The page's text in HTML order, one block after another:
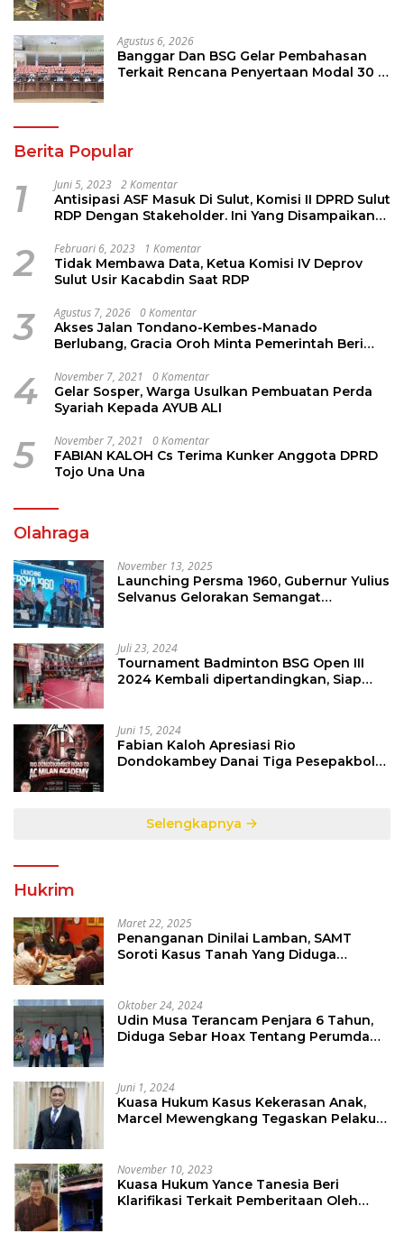
Agustus 6, 2026
Banggar Dan BSG Gelar Pembahasan
Terkait Rencana Penyertaan Modal 30 M
Berita Popular
1 Juni 5, 2023 2 Komentar
Antisipasi ASF Masuk Di Sulut, Komisi II DPRD Sulut
RDP Dengan Stakeholder. Ini Yang Disampaikan
2 Februari 6, 2023 1 Komentar
Tidak Membawa Data, Ketua Komisi IV Deprov
Sulut Usir Kacabdin Saat RDP
3 Agustus 7, 2026 0 Komentar
Akses Jalan Tondano-Kembes-Manado
Berlubang, Gracia Oroh Minta Pemerintah Beri
4 November 7, 2021 0 Komentar
Gelar Sosper, Warga Usulkan Pembuatan Perda
Syariah Kepada AYUB ALI
5 November 7, 2021 0 Komentar
FABIAN KALOH Cs Terima Kunker Anggota DPRD
Tojo Una Una
Olahraga
November 13, 2025
Launching Persma 1960, Gubernur Yulius
Selvanus Gelorakan Semangat
Juli 23, 2024
Tournament Badminton BSG Open III
2024 Kembali dipertandingkan, Siap
Juni 15, 2024
Fabian Kaloh Apresiasi Rio
Dondokambey Danai Tiga Pesepakbola
Selengkapnya
Hukrim
Maret 22, 2025
Penanganan Dinilai Lamban, SAMT
Soroti Kasus Tanah Yang Diduga
Oktober 24, 2024
Udin Musa Terancam Penjara 6 Tahun,
Diduga Sebar Hoax Tentang Perumda
Juni 1, 2024
Kuasa Hukum Kasus Kekerasan Anak,
Marcel Mewengkang Tegaskan Pelaku
November 10, 2023
Kuasa Hukum Yance Tanesia Beri
Klarifikasi Terkait Pemberitaan Oleh